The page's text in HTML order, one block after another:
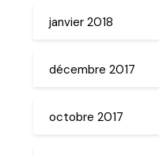
janvier 2018
décembre 2017
octobre 2017